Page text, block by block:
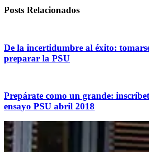
Posts Relacionados
De la incertidumbre al éxito:
preparar la PSU
Prepárate como un grande:
ensayo PSU abril 2018